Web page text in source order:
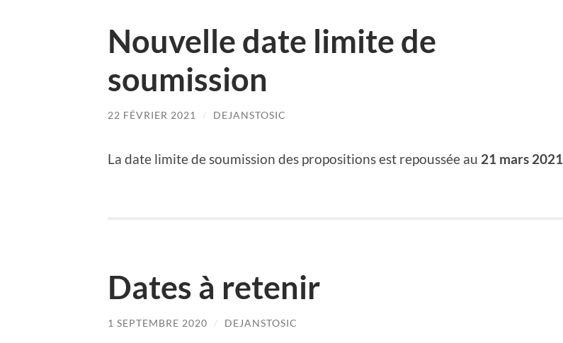
Nouvelle date limite de
soumission
22 FÉVRIER 2021 / DEJANSTOSIC
La date limite de soumission des propositions est repoussée au 21 mars 2021
Dates à retenir
1 SEPTEMBRE 2020 / DEJANSTOSIC